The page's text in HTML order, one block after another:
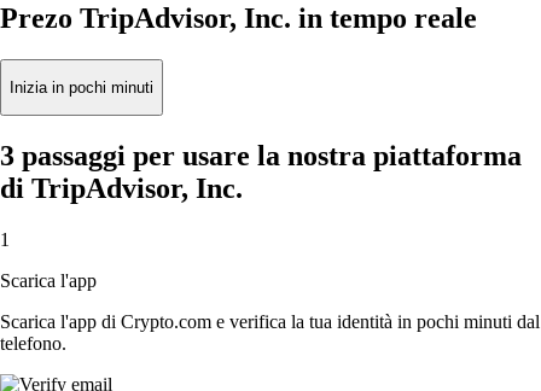
Prezo TripAdvisor, Inc. in tempo reale
Inizia in pochi minuti
3 passaggi per usare la nostra piattaforma
di TripAdvisor, Inc.
1
Scarica l'app
Scarica l'app di Crypto.com e verifica la tua identità in pochi minuti dal
telefono.